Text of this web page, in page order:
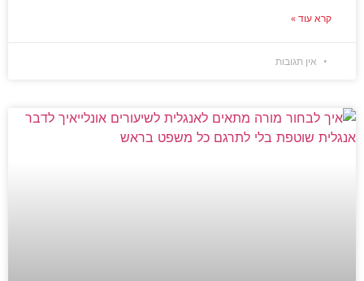
קרא עוד »
אין תגובות